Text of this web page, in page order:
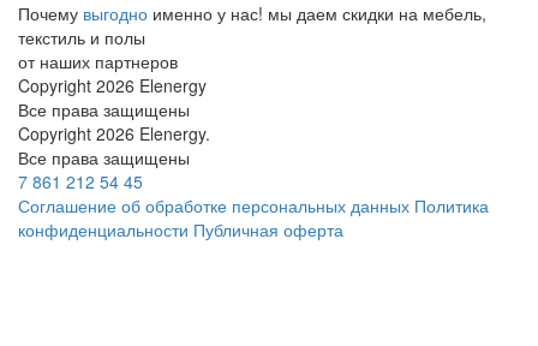
Почему выгодно именно у нас! мы даем скидки на мебель,
текстиль и полы
от наших партнеров
Copyright 2026 Elenergy
Все права защищены
Copyright 2026 Elenergy.
Все права защищены
7 861 212 54 45
Соглашение об обработке персональных данных Политика
конфиденциальности Публичная оферта